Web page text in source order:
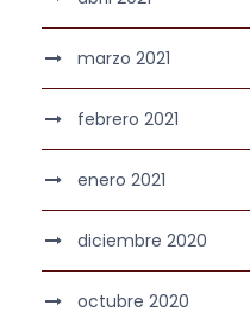
marzo 2021
febrero 2021
enero 2021
diciembre 2020
octubre 2020